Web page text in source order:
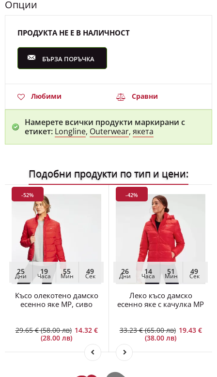
Опции
ПРОДУКТА НЕ Е В НАЛИЧНОСТ
БЪРЗА ПОРЪЧКА
Любими Сравни
Намерете всички продукти маркирани с
етикет: Longline, Outerwear, якета
Подобни продукти по тип и цени:
-52%
25
Дни
19
Часа
55
Мин
48
Сек
Късо олекотено дамско
есенно яке MP, сиво
29.65 € (58.00 лв) 14.32 €
(28.00 лв)
-42%
26
Дни
14
Часа
51
Мин
48
Сек
Леко късо дамско
есенно яке с качулка MP
33.23 € (65.00 лв) 19.43 €
(38.00 лв)